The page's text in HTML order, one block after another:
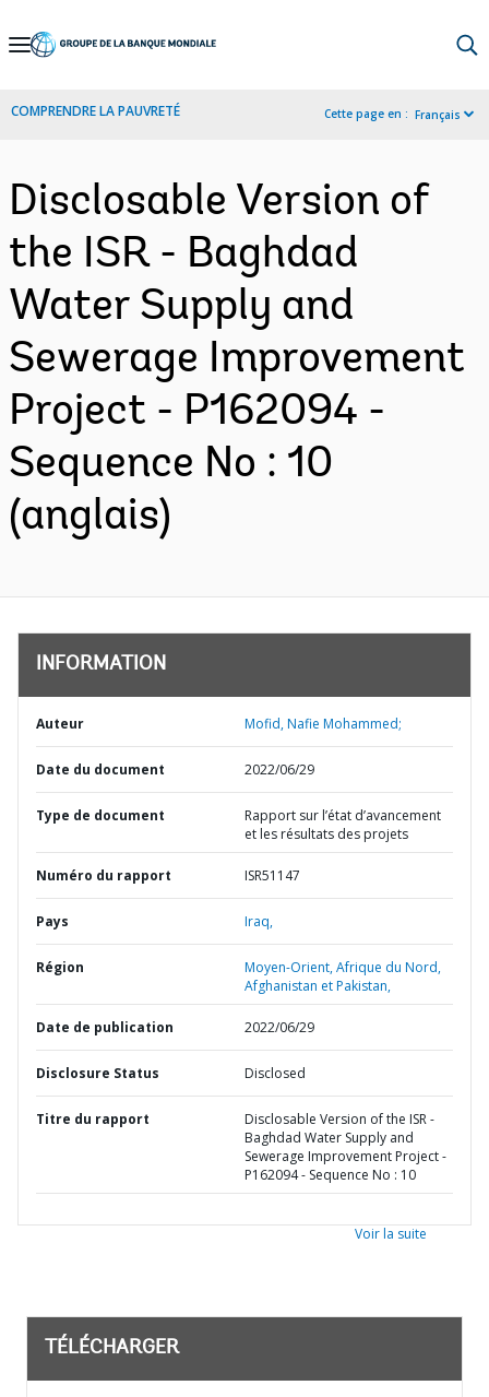
Skip
Navigation
COMPRENDRE LA PAUVRETÉ Cette page en : Français
Disclosable Version of
the ISR - Baghdad
Water Supply and
Sewerage Improvement
Project - P162094 -
Sequence No : 10
(anglais)
INFORMATION
Auteur Mofid, Nafie Mohammed;
Date du document 2022/06/29
Type de document
Rapport sur l’état d’avancement
et les résultats des projets
Numéro du rapport ISR51147
Pays Iraq,
Région
Moyen-Orient, Afrique du Nord,
Afghanistan et Pakistan,
Date de publication 2022/06/29
Disclosure Status Disclosed
Titre du rapport
Disclosable Version of the ISR -
Baghdad Water Supply and
Sewerage Improvement Project -
P162094 - Sequence No : 10
Voir la suite
TÉLÉCHARGER